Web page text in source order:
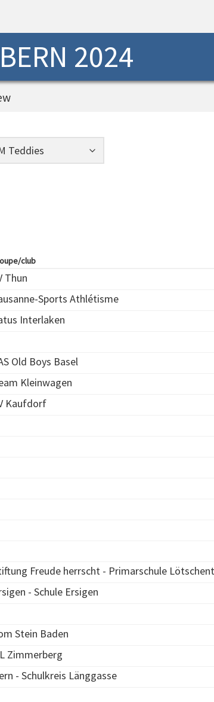
2024
club
Thun
Sports Athlétisme
Interlaken
Old Boys Basel
Kleinwagen
Kaufdorf
Freude herrscht - Primarschule
- Schule Ersigen
Stein Baden
Zimmerberg
- Schulkreis Länggasse